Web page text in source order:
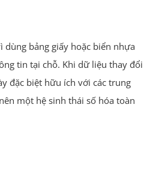
bảng giấy hoặc biển nhựa
tin tại chỗ. Khi dữ liệu thay đổi
đặc biệt hữu ích với các trung
một hệ sinh thái số hóa toàn